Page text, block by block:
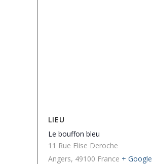
LIEU
Le bouffon bleu
11 Rue Elise Deroche
Angers, 49100 France + Google